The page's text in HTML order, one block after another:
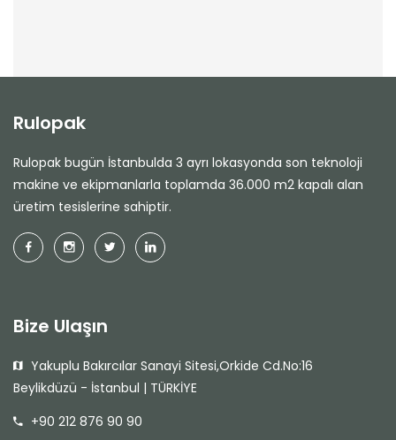
Rulopak
Rulopak bugün İstanbulda 3 ayrı lokasyonda son teknoloji
makine ve ekipmanlarla toplamda 36.000 m2 kapalı alan
üretim tesislerine sahiptir.
Bize Ulaşın
Yakuplu Bakırcılar Sanayi Sitesi,Orkide Cd.No:16
Beylikdüzü - İstanbul | TÜRKİYE
+90 212 876 90 90